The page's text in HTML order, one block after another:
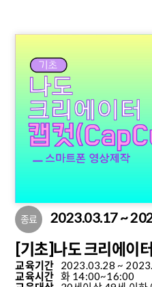
종료 2023.03.17 ~
[기초]나도 크리에이
교육기간 2023.03.28 ~
교육시간 화 14:00~16:00